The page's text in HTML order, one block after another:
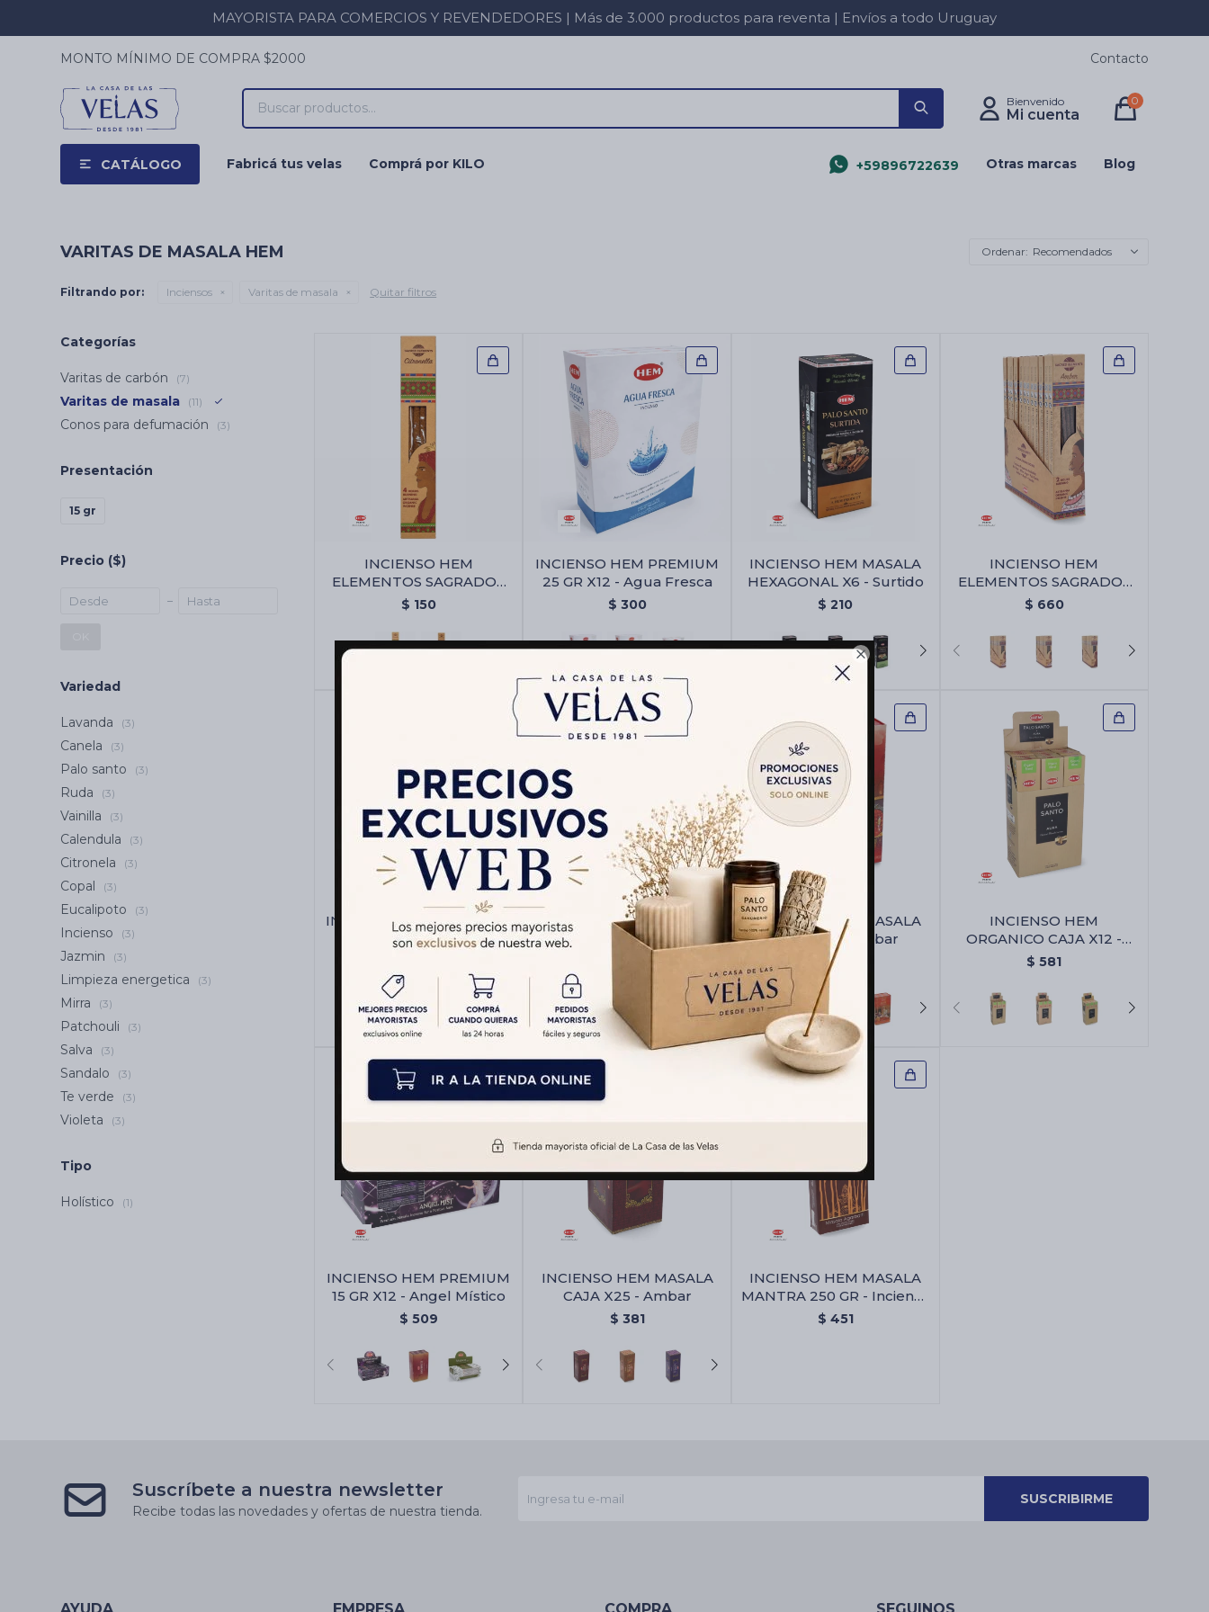

MAYORISTA PARA COMERCIOS Y REVENDEDORES | Más de 3.000 productos para reventa | Envíos a todo Uruguay
CATÁLOGO Fabricá tus velas Comprá por KILO +59896722639 Otras marcas Blog
0
MONTO MÍNIMO DE COMPRA $2000 Contacto
VARITAS DE MASALA HEM Recomendados
Filtrando por: Inciensos Varitas de masala Quitar filtros
INCIENSO HEM
ELEMENTOS SAGRADOS
JUMBO - Citronella
$ 150
INCIENSO HEM PREMIUM
25 GR X12 - Agua Fresca
$ 300
INCIENSO HEM MASALA
HEXAGONAL X6 - Surtido
$ 210
INCIENSO HEM
ELEMENTOS SAGRADOS
CAJA X12 - Ambar
$ 660
INCIENSO HEM CHAMPA -
15 Gr
INCIENSO HEM CAJA
LARGA X12 - Vandami
INCIENSO HEM MASALA
CAJA X12 - Ambar
442
INCIENSO HEM
ORGANICO CAJA X12 -
Palo Santo/aura
$ 581
INCIENSO HEM PREMIUM
15 GR X12 - Angel Místico
$ 509
INCIENSO HEM MASALA
CAJA X25 - Ambar
$ 381
INCIENSO HEM MASALA
MANTRA 250 GR - Incienso
Hem Masala Mantra 250
$ 451
Categorías
Varitas de carbón (7)
Varitas de masala (11)
Conos para defumación (3)
Presentación
15 gr
Precio ($)
Variedad
Lavanda (3)
Canela (3)
Palo santo (3)
Ruda (3)
Vainilla (3)
Calendula (3)
Citronela (3)
Copal (3)
Eucalipoto (3)
Incienso (3)
Jazmin (3)
Limpieza energetica (3)
Mirra (3)
Patchouli (3)
Salva (3)
Sandalo (3)
Te verde (3)
Violeta (3)
Tipo
Holístico (1)
Suscríbete a nuestra newsletter
Recibe todas las novedades y ofertas de nuestra tienda.
SUSCRIBIRME